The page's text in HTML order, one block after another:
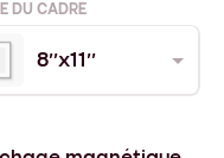
DU CADRE
8''x11''